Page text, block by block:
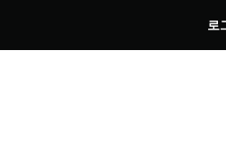
로